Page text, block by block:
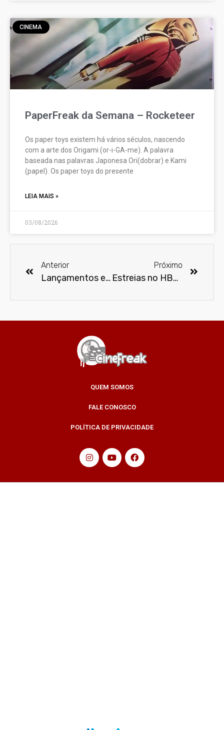
CINEMA
PaperFreak da Semana – Rocketeer
Os paper toys existem há vários séculos, nascendo
com a arte dos Origami (or-i-GA-me). A palavra
baseada nas palavras Japonesa Ori(dobrar) e Kami
(papel). Os paper toys do presente
LEIA MAIS »
03/08/2026
Anterior
Lançamentos em outubro na Netflix
Próximo
Estreias no HBO Max em outubro
QUEM SOMOS
FALE CONOSCO
POLÍTICA DE PRIVACIDADE